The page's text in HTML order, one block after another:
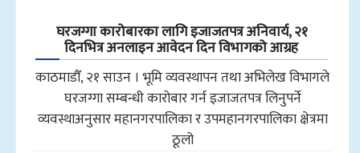
घरजग्गा कारोबारका लागि इजाजतपत्र अनिवार्य, २१
दिनभित्र अनलाइन आवेदन दिन विभागको आग्रह
काठमाडौँ, २१ साउन । भूमि व्यवस्थापन तथा अभिलेख विभागले
घरजग्गा सम्बन्धी कारोबार गर्न इजाजतपत्र लिनुपर्ने
व्यवस्थाअनुसार महानगरपालिका र उपमहानगरपालिका क्षेत्रमा
ठूलो